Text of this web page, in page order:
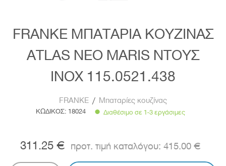
FRANKE ΜΠΑΤΑΡΙΑ ΚΟΥΖΙΝΑΣ
ATLAS NEO MARIS ΝΤΟΥΣ
INOX 115.0521.438
FRANKE / Μπαταρίες κουζίνας
ΚΩΔΙΚΟΣ: 18024 Διαθέσιμο σε 1-3 εργάσιμες
311.25 € 415.00 €